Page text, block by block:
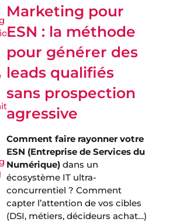
Marketing pour
ESN : la méthode
pour générer des
leads qualifiés
sans prospection
agressive
Comment faire rayonner votre
ESN (Entreprise de Services du
Numérique) dans un
écosystème IT ultra-
concurrentiel ? Comment
capter l’attention de vos cibles
(DSI, métiers, décideurs achat…)